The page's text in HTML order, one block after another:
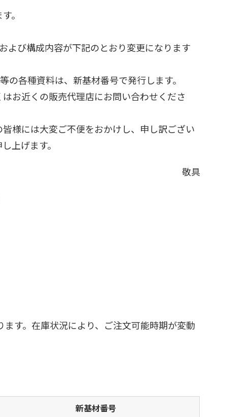
。
よび構成内容が下記のとおり変更になります
の各種資料は、新基材番号で発行します。
お近くの販売代理店にお問い合わせくださ
様には大変ご不便をおかけし、申し訳ござい
上げます。
敬具
す。在庫状況により、ご注文可能時期が変動
新基材番号